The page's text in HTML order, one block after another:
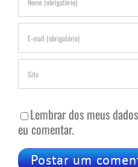
Lembrar dos meus
eu comentar.